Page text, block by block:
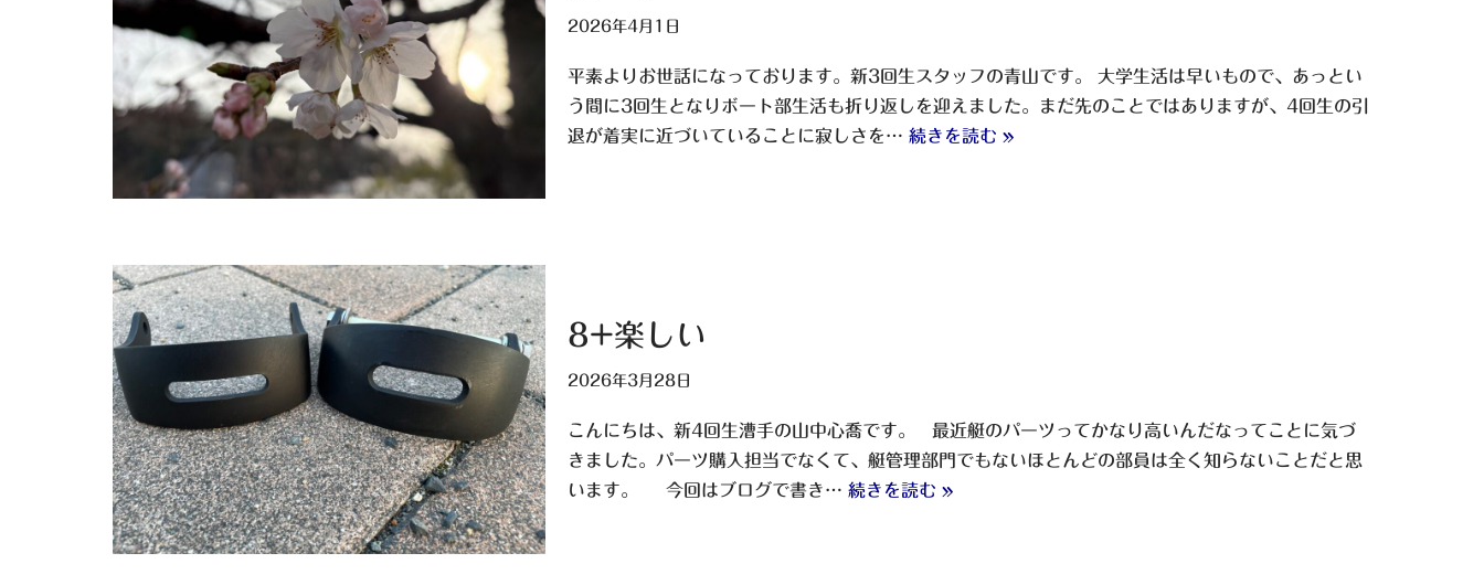
2026年4月1日
平素よりお世話になっております。新3回生スタッフの青山です。 大学生活は早いもので、あっとい
う間に3回生となりボート部生活も折り返しを迎えました。まだ先のことではありますが、4回生の引
退が着実に近づいていることに寂しさを… 続きを読む »
8+楽しい
2026年3月28日
こんにちは、新4回生漕手の山中心喬です。 最近艇のパーツってかなり高いんだなってことに気づ
きました。パーツ購入担当でなくて、艇管理部門でもないほとんどの部員は全く知らないことだと思
います。 今回はブログで書き… 続きを読む »